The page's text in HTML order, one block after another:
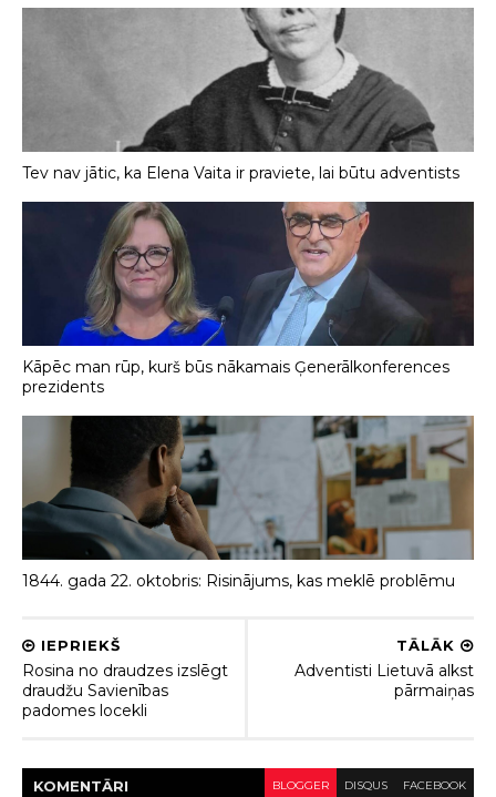
Tev nav jātic, ka Elena Vaita ir praviete, lai būtu adventists
Kāpēc man rūp, kurš būs nākamais Ģenerālkonferences
prezidents
1844. gada 22. oktobris: Risinājums, kas meklē problēmu
TĀLĀK
Adventisti Lietuvā alkst
pārmaiņas
IEPRIEKŠ
Rosina no draudzes izslēgt
draudžu Savienības
padomes locekli
KOMENTĀRI BLOGGER DISQUS FACEBOOK